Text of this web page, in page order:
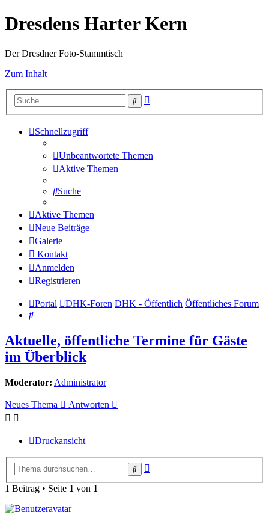
Dresdens Harter Kern
Der Dresdner Foto-Stammtisch
Zum Inhalt
Suche
Schnellzugriff
Unbeantwortete Themen
Aktive Themen
Suche
Aktive Themen
Neue Beiträge
Galerie
Kontakt
Anmelden
Registrieren
Portal DHK-Foren DHK - Öffentlich Öffentliches Forum
Suche
Aktuelle, öffentliche Termine für Gäste
im Überblick
Moderator: Administrator
Neues Thema Antworten
Druckansicht
Suche
1 Beitrag • Seite 1 von 1